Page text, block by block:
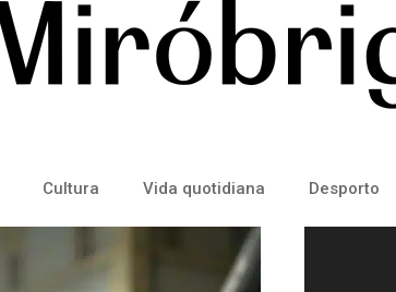
Cultura Vida quotidiana Desporto